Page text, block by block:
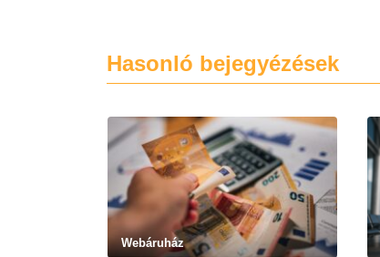
Hasonló bejegyézések
Webáruház